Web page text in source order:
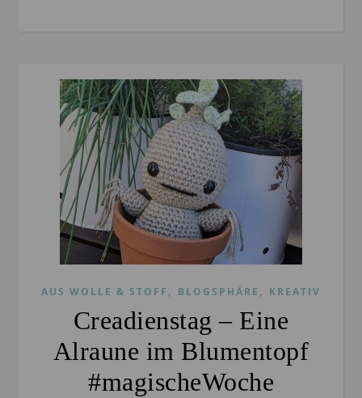
AUS WOLLE & STOFF , BLOGSPHÄRE , KREATIV
Creadienstag – Eine
Alraune im Blumentopf
#magischeWoche